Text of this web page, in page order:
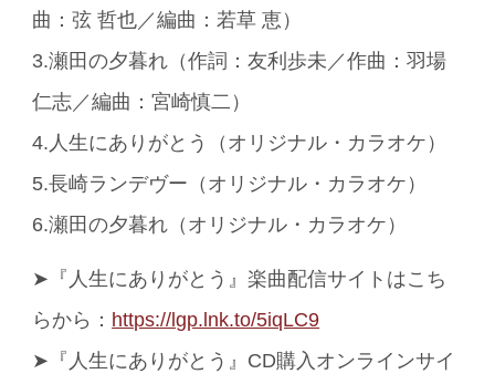
曲：弦 哲也／編曲：若草 恵）
3.瀬田の夕暮れ（作詞：友利歩未／作曲：羽場
仁志／編曲：宮崎慎二）
4.人生にありがとう（オリジナル・カラオケ）
5.長崎ランデヴー（オリジナル・カラオケ）
6.瀬田の夕暮れ（オリジナル・カラオケ）
➤『人生にありがとう』楽曲配信サイトはこち
らから： https://lgp.lnk.to/5iqLC9
➤『人生にありがとう』CD購入オンラインサイ